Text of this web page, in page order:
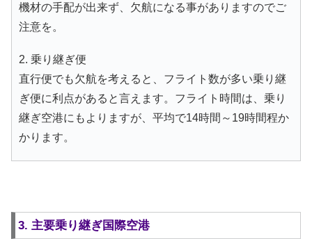
機材の手配が出来ず、欠航になる事がありますのでご
注意を。
2. 乗り継ぎ便
直行便でも欠航を考えると、フライト数が多い乗り継
ぎ便に利点があると言えます。フライト時間は、乗り
継ぎ空港にもよりますが、平均で14時間～19時間程か
かります。
3. 主要乗り継ぎ国際空港